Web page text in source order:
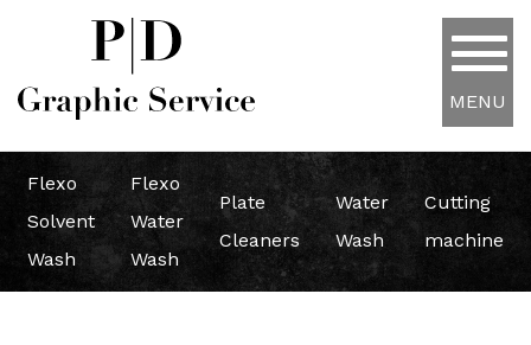
MENU
Flexo
Solvent
Wash
Flexo
Water
Wash
Plate
Cleaners
Water
Wash
Cutting
machine